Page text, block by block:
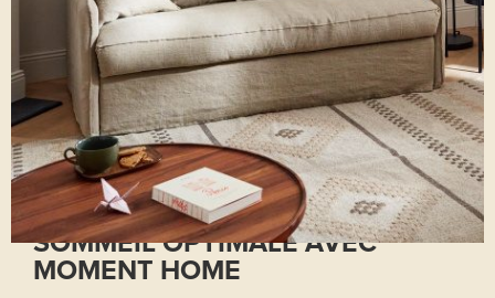
RETROUVEZ UNE QUALITÉ DE
SOMMEIL OPTIMALE AVEC
MOMENT HOME